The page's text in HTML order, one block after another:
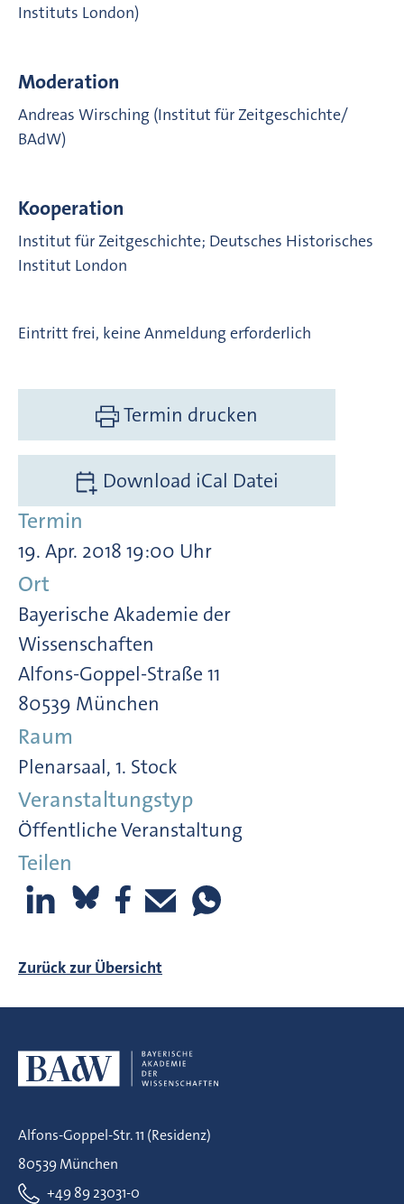
Instituts London)
Moderation
Andreas Wirsching (Institut für Zeitgeschichte/
BAdW)
Kooperation
Institut für Zeitgeschichte; Deutsches Historisches
Institut London
Eintritt frei, keine Anmeldung erforderlich
Termin drucken
Download iCal Datei
Termin
19. Apr. 2018 19:00 Uhr
Ort
Bayerische Akademie der
Wissenschaften
Alfons-Goppel-Straße 11
80539 München
Raum
Plenarsaal, 1. Stock
Veranstaltungstyp
Öffentliche Veranstaltung
Teilen
Zurück zur Übersicht
Alfons-Goppel-Str. 11 (Residenz)
80539 München
+49 89 23031-0